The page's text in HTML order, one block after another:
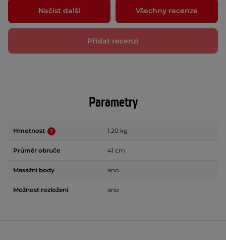
Načíst další Všechny recenze
Přidat recenzi
Parametry
Hmotnost 1.20 kg
Průměr obruče 41 cm
Masážní body ano
Možnost rozložení ano